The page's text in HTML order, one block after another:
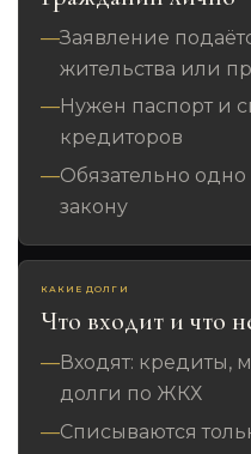
Заявление
жительства или
Нужен паспорт и
кредиторов
Обязательно
закону
КАКИЕ ДОЛГИ
Что входит и что
Входят: кредиты,
долги по ЖКХ
Списываются